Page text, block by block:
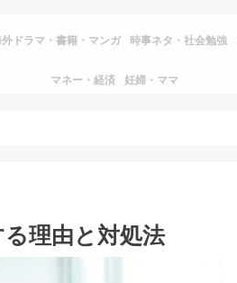
ドラマ・書籍・マンガ 時事ネタ・社会勉強
マネー・経済 妊婦・ママ
理由と対処法